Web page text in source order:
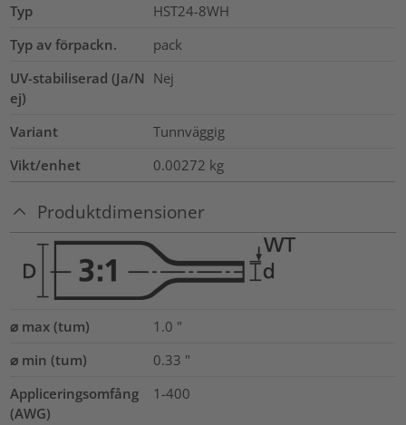
Typ
HST24-8WH
Typ av förpackn.
pack
UV-stabiliserad (Ja/N
ej)
Nej
Variant
Tunnväggig
Vikt/enhet
0.00272 kg
Produktdimensioner
⌀ max (tum) 1.0 "
⌀ min (tum)
0.33 "
Appliceringsomfång
(AWG)
1-400